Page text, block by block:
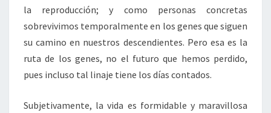
la reproducción; y como personas concretas
sobrevivimos temporalmente en los genes que siguen
su camino en nuestros descendientes. Pero esa es la
ruta de los genes, no el futuro que hemos perdido,
pues incluso tal linaje tiene los días contados.
Subjetivamente, la vida es formidable y maravillosa